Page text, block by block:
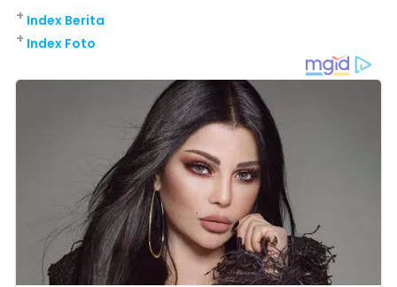
Index Berita
+
Index Foto
+